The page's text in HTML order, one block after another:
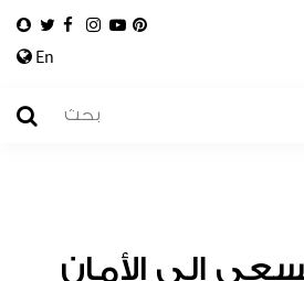
En
إلى الأمان